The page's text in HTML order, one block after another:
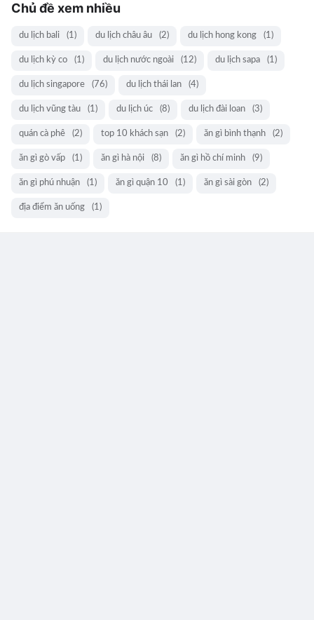
Chủ đề xem nhiều
du lịch bali (1) du lịch châu âu (2) du lịch hong kong (1)
du lịch kỳ co (1) du lịch nước ngoài (12) du lịch sapa (1)
du lịch singapore (76) du lịch thái lan (4)
du lịch vũng tàu (1) du lịch úc (8) du lịch đài loan (3)
quán cà phê (2) top 10 khách sạn (2) ăn gì bình thạnh (2)
ăn gì gò vấp (1) ăn gì hà nội (8) ăn gì hồ chí minh (9)
ăn gì phú nhuận (1) ăn gì quận 10 (1) ăn gì sài gòn (2)
địa điểm ăn uống (1)